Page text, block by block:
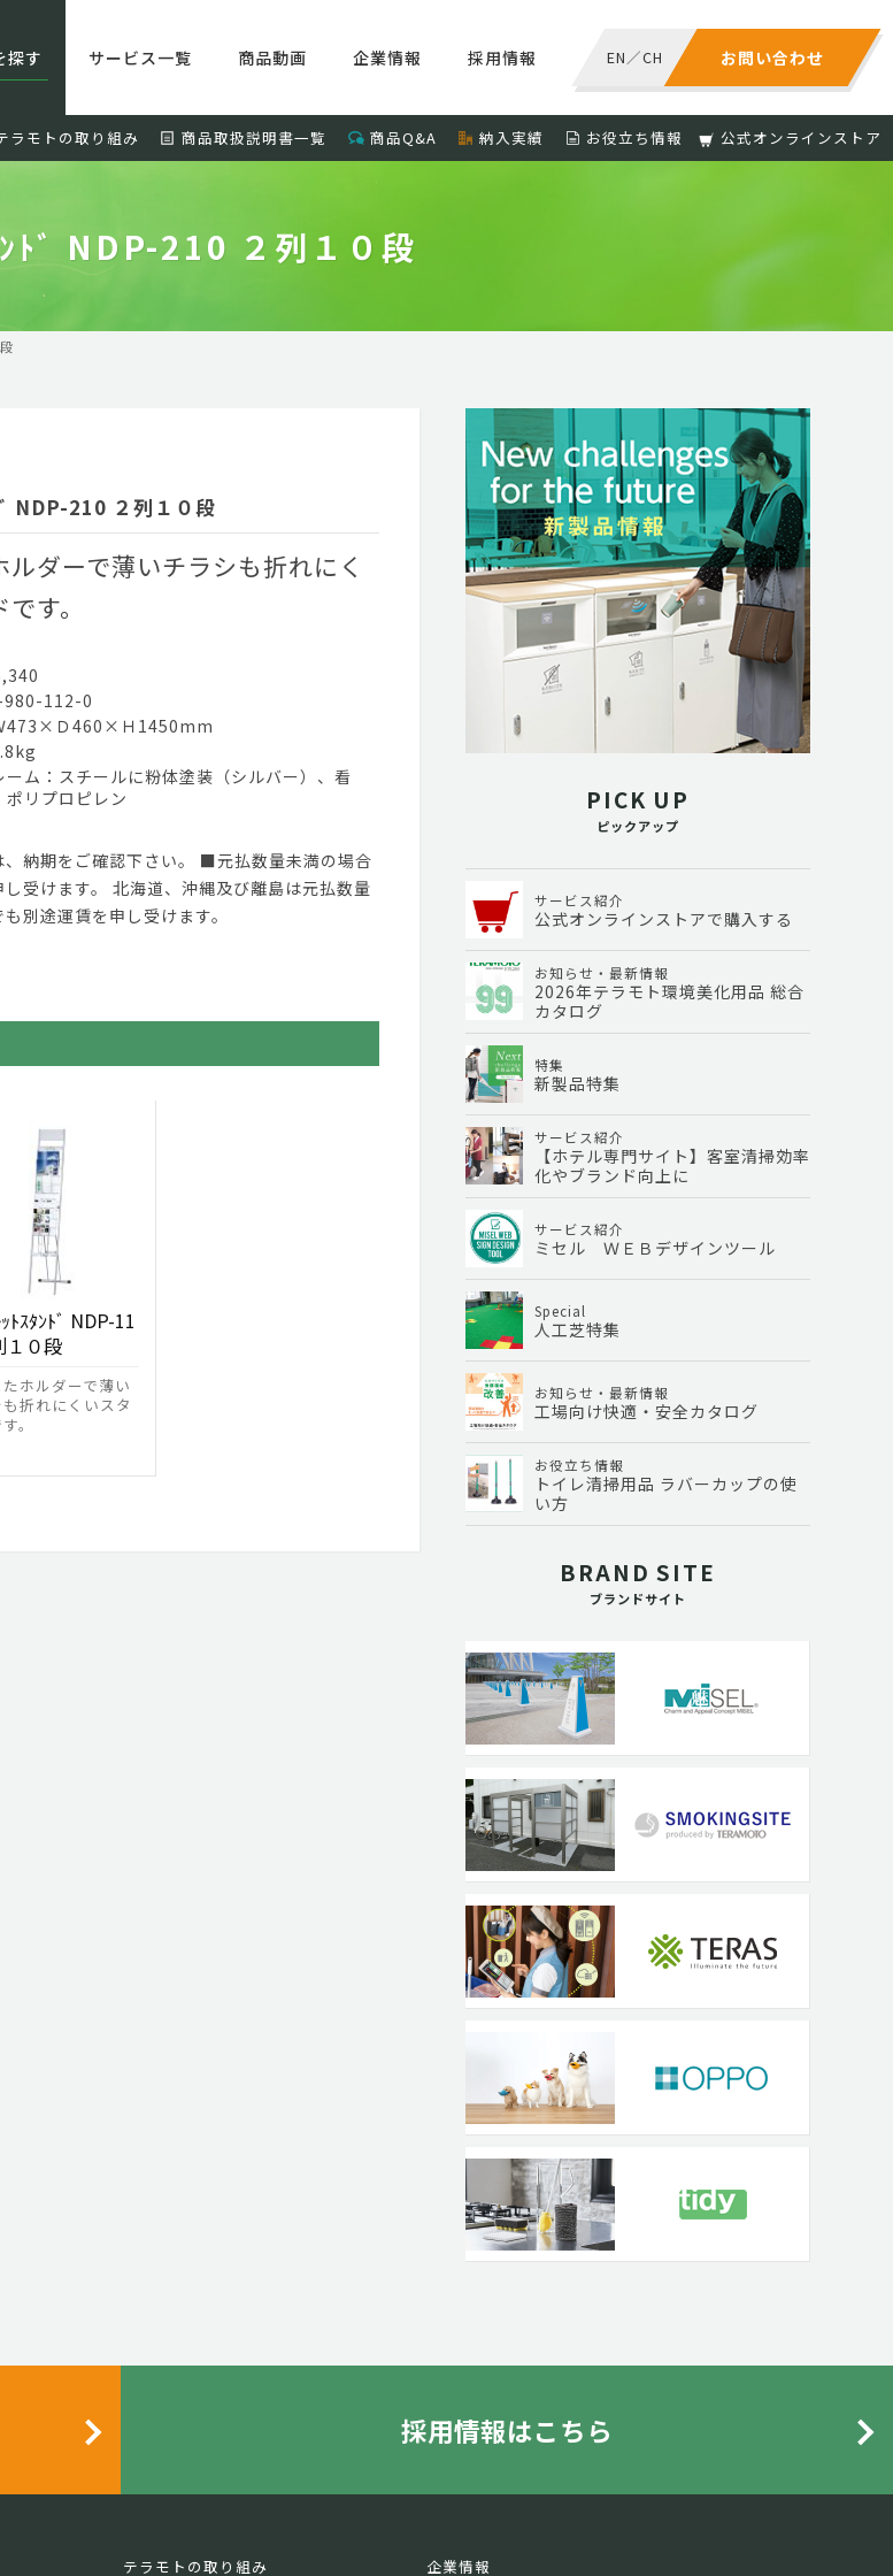
お問い合わせ
EN／CH
探す サービス一覧 商品動画 企業情報 採用情報
ラモトの取り組み 商品取扱説明書一覧 商品Q&A 納入実績 お役立ち情報 公式オンラインストア
ﾄﾞ NDP-210 ２列１０段
ﾞ NDP-210 ２列１０段
ルダーで薄いチラシも折れにく
す。
980-112-0
473×Ｄ460×Ｈ1450mm
ーム：スチールに粉体塗装（シルバー）、看
ポリプロピレン
納期をご確認下さい。 ■元払数量未満の場合
し受けます。 北海道、沖縄及び離島は元払数量
別途運賃を申し受けます。
ﾄｽﾀﾝﾄﾞ NDP-11
１０段
ホルダーで薄い
折れにくいスタ
。
PICK UP
ピックアップ
サービス紹介
公式オンラインストアで購入する
お知らせ・最新情報
2026年テラモト環境美化用品 総合
カタログ
特集
新製品特集
サービス紹介
【ホテル専門サイト】客室清掃効率
化やブランド向上に
サービス紹介
ミセル ＷＥＢデザインツール
Special
人工芝特集
お知らせ・最新情報
工場向け快適・安全カタログ
お役立ち情報
トイレ清掃用品 ラバーカップの使
い方
BRAND SITE
ブランドサイト
採用情報はこちら
テラモトの取り組み 企業情報